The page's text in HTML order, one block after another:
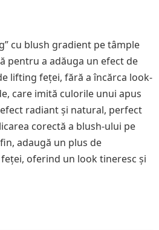
cu blush gradient pe tâmple
pentru a adăuga un efect de
lifting feței, fără a încărca look-
care imită culorile unui apus
radiant și natural, perfect
corectă a blush-ului pe
adaugă un plus de
oferind un look tineresc și